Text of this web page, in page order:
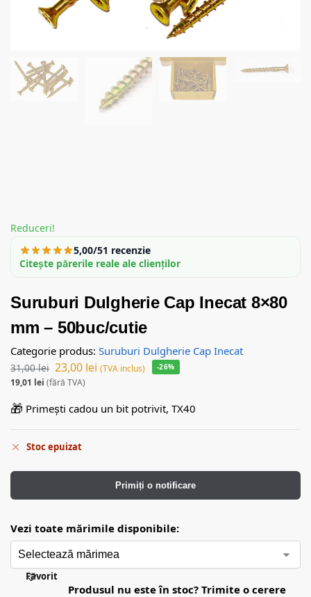
Reduceri!
5,00/51 recenzie
Citește părerile reale ale clienților
Suruburi Dulgherie Cap Inecat 8×80
mm – 50buc/cutie
Categorie produs: Suruburi Dulgherie Cap Inecat
31,00lei 23,00 lei (TVA inclus)
19,01 lei (fără TVA)
-26%
🎁 Primești cadou un bit potrivit, TX40
Stoc epuizat
Primiți o notificare
Vezi toate mărimile disponibile:
Favorit
Produsul nu este în stoc? Trimite o cerere